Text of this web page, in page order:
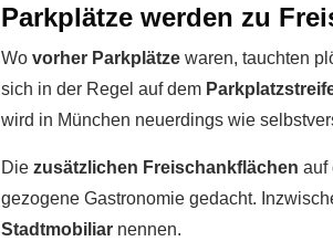
Parkplätze werden zu
Wo vorher Parkplätze waren, tauchten
sich in der Regel auf dem
wird in München neuerdings wie
Die zusätzlichen Freischankflächen auf
gezogene Gastronomie gedacht.
Stadtmobiliar nennen.